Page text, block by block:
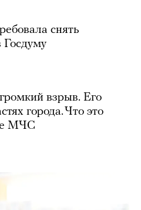
снять
Госдуму
взрыв. Его
города. Что это
МЧС